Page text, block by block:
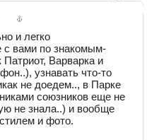
и легко
с вами по знакомым-
Варварка и
узнавать что-то
не доедем.., в Парке
союзников еще не
не знала..) и вообще
и фото.